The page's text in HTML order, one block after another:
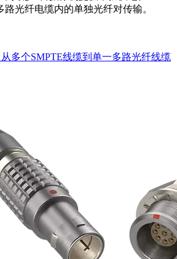
光纤电缆内的单独光纤对传输。
多个SMPTE线缆到单一多路光纤线缆